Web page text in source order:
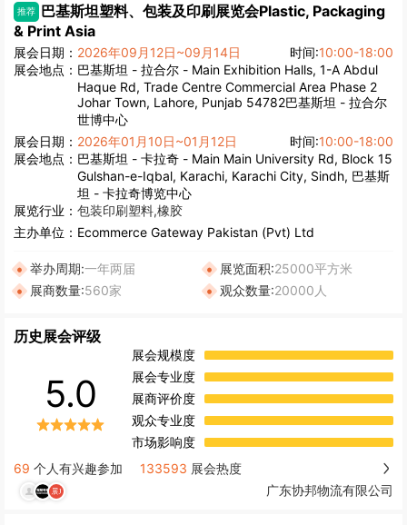
推荐 巴基斯坦塑料、包装及印刷展览会Plastic, Packaging
& Print Asia
展会日期： 2026年09月12日~09月14日 时间:10:00-18:00
展会地点： 巴基斯坦 - 拉合尔 - Main Exhibition Halls, 1-A Abdul
Haque Rd, Trade Centre Commercial Area Phase 2
Johar Town, Lahore, Punjab 54782巴基斯坦 - 拉合尔
世博中心
展会日期： 2026年01月10日~01月12日 时间:10:00-18:00
展会地点： 巴基斯坦 - 卡拉奇 - Main Main University Rd, Block 15
Gulshan-e-Iqbal, Karachi, Karachi City, Sindh, 巴基斯
坦 - 卡拉奇博览中心
展览行业： 包装印刷塑料,橡胶
主办单位： Ecommerce Gateway Pakistan (Pvt) Ltd
举办周期:一年两届 展览面积:25000平方米
展商数量:560家 观众数量:20000人
历史展会评级
5.0
展会规模度
展会专业度
展商评价度
观众专业度
市场影响度
69 个人有兴趣参加 133593 展会热度
广东协邦物流有限公司